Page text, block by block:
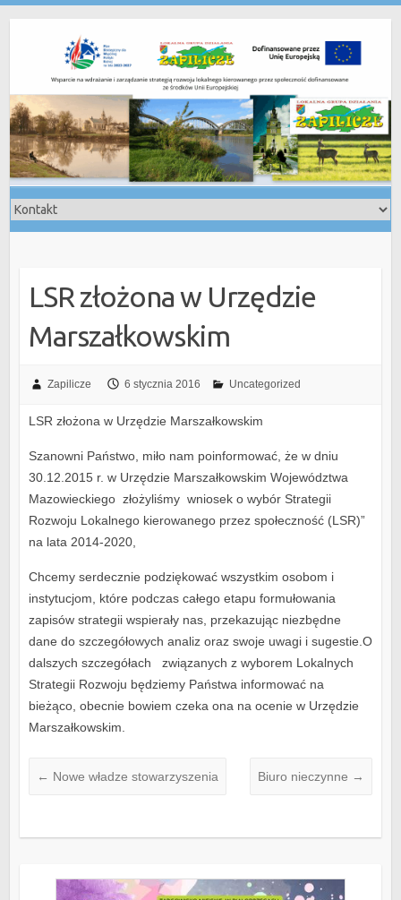
LSR złożona w Urzędzie
Marszałkowskim
Zapilicze 6 stycznia 2016 Uncategorized
LSR złożona w Urzędzie Marszałkowskim
Szanowni Państwo, miło nam poinformować, że w dniu
30.12.2015 r. w Urzędzie Marszałkowskim Województwa
Mazowieckiego złożyliśmy wniosek o wybór Strategii
Rozwoju Lokalnego kierowanego przez społeczność (LSR)”
na lata 2014-2020,
Chcemy serdecznie podziękować wszystkim osobom i
instytucjom, które podczas całego etapu formułowania
zapisów strategii wspierały nas, przekazując niezbędne
dane do szczegółowych analiz oraz swoje uwagi i sugestie.O
dalszych szczegółach związanych z wyborem Lokalnych
Strategii Rozwoju będziemy Państwa informować na
bieżąco, obecnie bowiem czeka ona na ocenie w Urzędzie
Marszałkowskim.
← Nowe władze stowarzyszenia Biuro nieczynne →